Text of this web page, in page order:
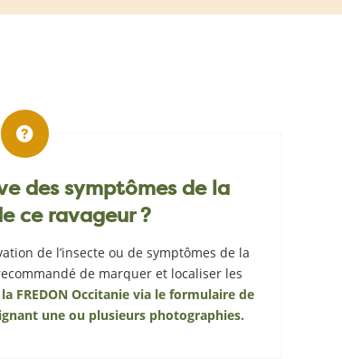
des symptômes de la
ce ravageur ?
de l’insecte ou de symptômes de la
de marquer et localiser les
FREDON Occitanie via le formulaire de
une ou plusieurs photographies.